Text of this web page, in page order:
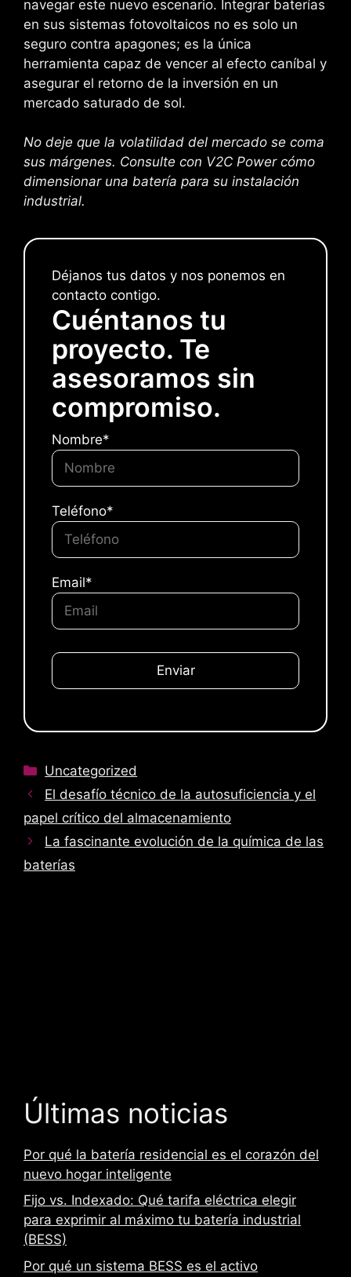
navegar este nuevo escenario. Integrar baterías
en sus sistemas fotovoltaicos no es solo un
seguro contra apagones; es la única
herramienta capaz de vencer al efecto caníbal y
asegurar el retorno de la inversión en un
mercado saturado de sol.
No deje que la volatilidad del mercado se coma
sus márgenes. Consulte con V2C Power cómo
dimensionar una batería para su instalación
industrial.
Déjanos tus datos y nos ponemos en
contacto contigo.
Cuéntanos tu
proyecto. Te
asesoramos sin
compromiso.
Nombre*
Teléfono*
Email*
r
o
,
d
e
j
c
o
.
Categorías
Uncategorized
El desafío técnico de la autosuficiencia y el
papel crítico del almacenamiento
La fascinante evolución de la química de las
baterías
Últimas noticias
Por qué la batería residencial es el corazón del
nuevo hogar inteligente
Fijo vs. Indexado: Qué tarifa eléctrica elegir
para exprimir al máximo tu batería industrial
(BESS)
Por qué un sistema BESS es el activo